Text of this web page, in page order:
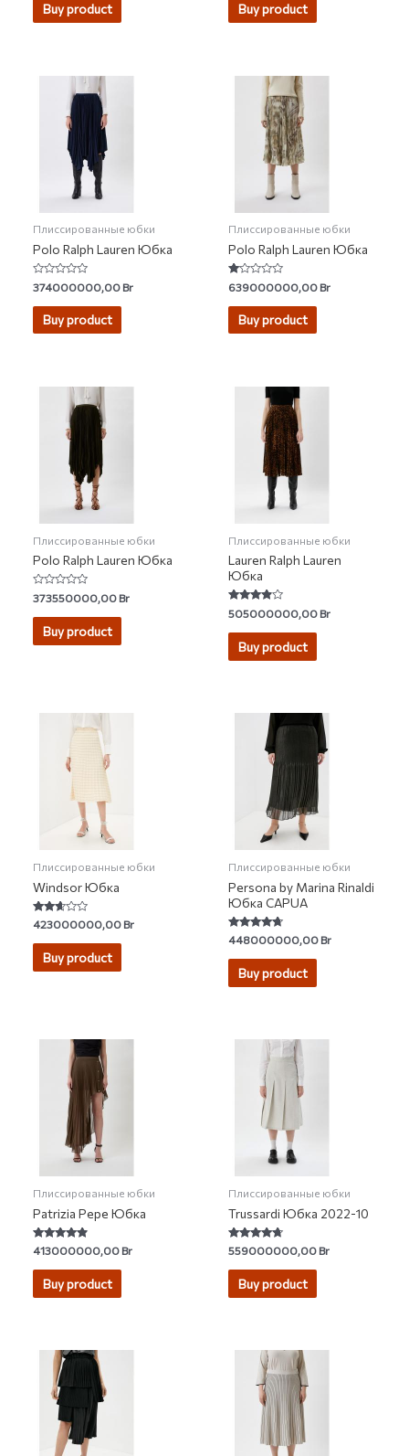
Buy product Buy product
Плиссированные юбки
Polo Ralph Lauren Юбка
Rated
0
out
374000000,00Br
Buy product
Плиссированные юбки
Polo Ralph Lauren Юбка
Rated
1.00
out
639000000,00Br
Buy product
Плиссированные юбки
Polo Ralph Lauren Юбка
Rated
0
out
373550000,00Br
Buy product
Плиссированные юбки
Lauren Ralph Lauren
Юбка
Rated
3.67
out of 5
505000000,00Br
Buy product
Плиссированные юбки
Windsor Юбка
Rated
2.50
out of
423000000,00Br
Buy product
Плиссированные юбки
Persona by Marina Rinaldi
Юбка CAPUA
Rated
4.50
out of 5
448000000,00Br
Buy product
Плиссированные юбки
Patrizia Pepe Юбка
Rated
4.64
out of 5
413000000,00Br
Buy product
Плиссированные юбки
Trussardi Юбка 2022-10
Rated
4.50
out of 5
559000000,00Br
Buy product